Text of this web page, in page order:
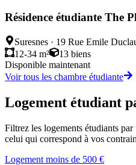
Résidence étudiante The
Suresnes · 19 Rue Emile
12-34 m²
13 biens
Disponible maintenant
Voir tous les chambre étudiante
Logement étudiant
Filtrez les logements étudiants
celui qui correspond à vos
Logement moins de 500 €